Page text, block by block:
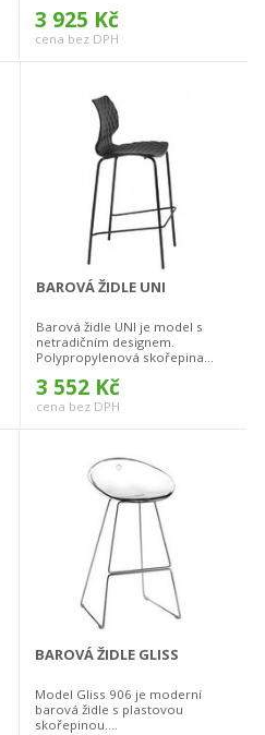
3 925 Kč
cena bez DPH
BAROVÁ ŽIDLE UNI
Barová židle UNI je model s
netradičním designem.
Polypropylenová skořepina...
3 552 Kč
cena bez DPH
BAROVÁ ŽIDLE GLISS
Model Gliss 906 je moderní
barová židle s plastovou
skořepinou....